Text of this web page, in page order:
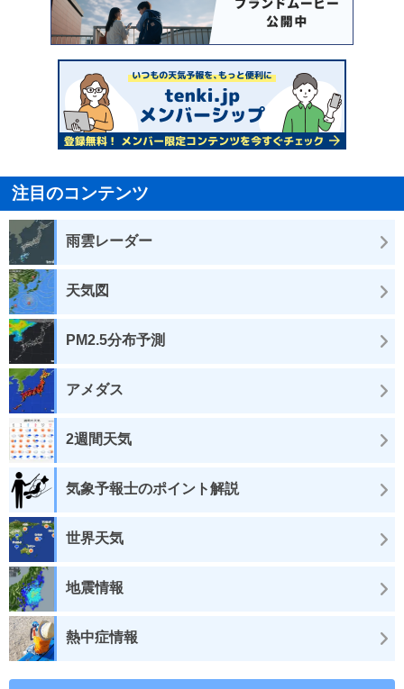
注目のコンテンツ
雨雲レーダー
天気図
PM2.5分布予測
アメダス
2週間天気
気象予報士のポイント解説
世界天気
地震情報
熱中症情報